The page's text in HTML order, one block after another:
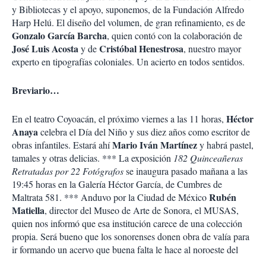
y Bibliotecas y el apoyo, suponemos, de la Fundación Alfredo
Harp Helú. El diseño del volumen, de gran refinamiento, es de
Gonzalo García Barcha, quien contó con la colaboración de
José Luis Acostay deCristóbal Henestrosa, nuestro mayor
experto en tipografías coloniales. Un acierto en todos sentidos.
Breviario…
En el teatro Coyoacán, el próximo viernes a las 11 horas, Héctor
Anayacelebra el Día del Niño y sus diez años como escritor de
obras infantiles. Estará ahíMario Iván Martínezy habrá pastel,
tamales y otras delicias. *** La exposición 182 Quinceañeras
Retratadas por 22 Fotógrafosse inaugura pasado mañana a las
19:45 horas en la Galería Héctor García, de Cumbres de
Maltrata 581. *** Anduvo por la Ciudad de MéxicoRubén
Matiella, director del Museo de Arte de Sonora, el MUSAS,
quien nos informó que esa institución carece de una colección
propia. Será bueno que los sonorenses donen obra de valía para
ir formando un acervo que buena falta le hace al noroeste del